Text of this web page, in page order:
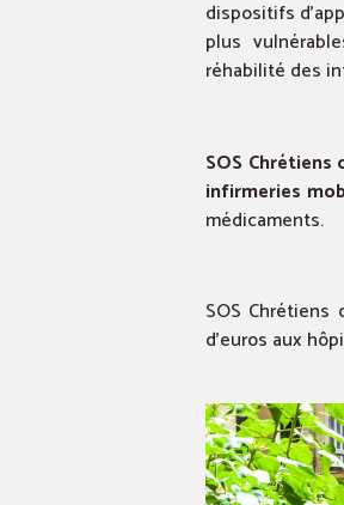
dispositifs
plus
réhabilité des
SOS
infirmeries
médicaments.
SOS
d’euros aux